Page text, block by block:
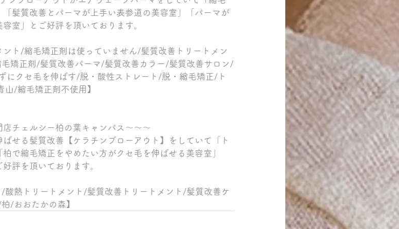
髪質改善とパーマが上手い表参道の美容室」「パーマが
室」とご好評を頂いております。
ント/縮毛矯正剤は使っていません/髪質改善トリートメン
矯正剤/髪質改善パーマ/髪質改善カラー/髪質改善サロン/
にクセ毛を伸ばす/脱・酸性ストレート/脱・縮毛矯正/ト
/縮毛矯正剤不使用】
チェルシー柏の葉キャンパス～～～
せる髪質改善【ケラチンブローアウト】をしていて「ト
で縮毛矯正をやめたい方がクセ毛を伸ばせる美容室」
評を頂いております。
酸熱トリートメント/髪質改善トリートメント/髪質改善ケ
/おおたかの森】